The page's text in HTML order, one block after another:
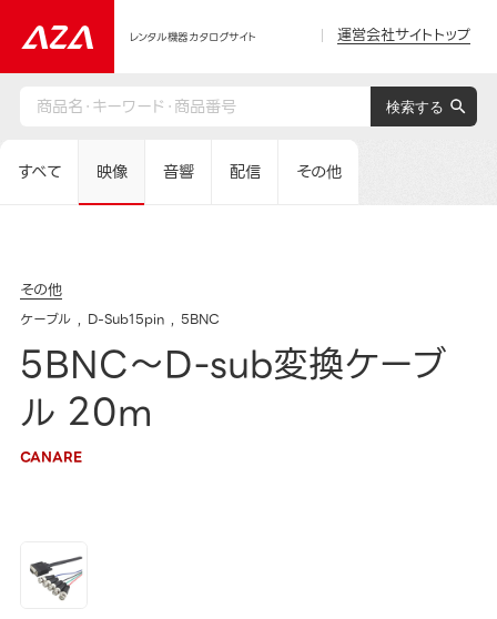
レンタル機器カタログサイト 運営会社サイトトップ
すべて 映像 音響 配信 その他
その他
ケーブル D-Sub15pin 5BNC
5BNC～D-sub変換ケーブ
ル 20m
CANARE